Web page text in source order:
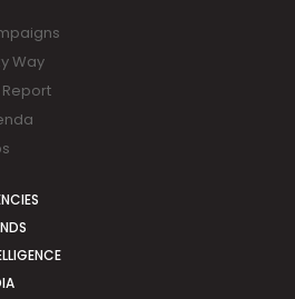
Way
Report